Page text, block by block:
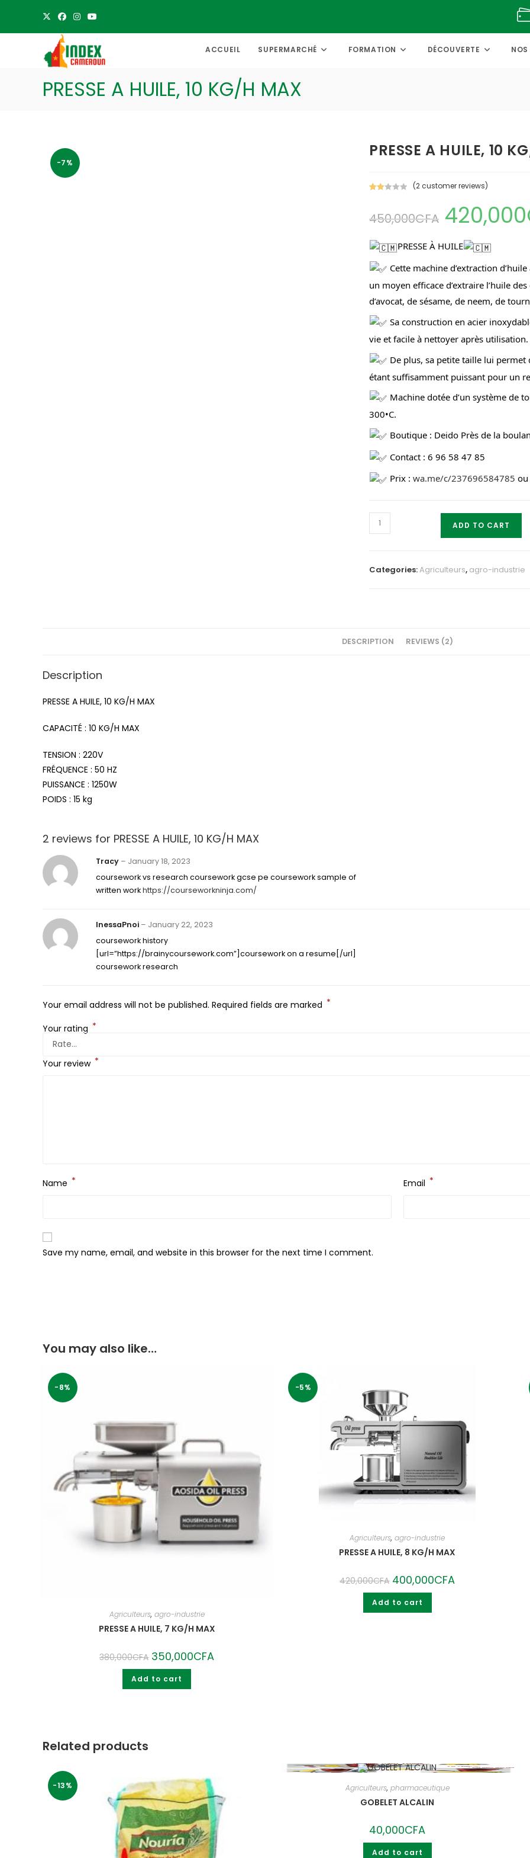
content
ACCUEIL SUPERMARCHÉ FORMATION DÉCOUVERTE
PRESSE A HUILE, 10 KG/H MAX
-7%
PRESSE A HUILE, 10
2.00
of 5
bas
ed
cus
tome
ratin
(2customer reviews)
450,000CFA
Original
price
was:
420,000
PRESSE À HUILE
Cette machine d’extraction
un moyen efficace d’extraire l’huile
d’avocat, de sésame, de neem, de
Sa construction en acier
vie et facile à nettoyer après utilisation.
De plus, sa petite taille lui permet
étant suffisamment puissant pour un
Machine dotée d’un système de
300•C.
Boutique : Deido Près de la
Contact : 6 96 58 47 85
Prix : wa.me/c/237696584785 ou
PRESSE
A
ADD TO CART
Categories:Agriculteurs, agro-industrie
DESCRIPTION REVIEWS (2)
Description
PRESSE A HUILE, 10 KG/H MAX
CAPACITÉ : 10 KG/H MAX
TENSION : 220V
FRÉQUENCE : 50 HZ
PUISSANCE : 1250W
POIDS : 15 kg
2 reviews for PRESSE A HUILE, 10 KG/H MAX
Tracy – January 18, 2023
coursework vs research coursework gcse pe coursework sample of
written workhttps://courseworkninja.com/
InessaPnoi – January 22, 2023
coursework history
[url=”https://brainycoursework.com”]coursework on a resume[/url]
coursework research
Your email address will not be published. Required fields are marked *
Your rating *
Your review *
Name * Email *
Save my name, email, and website in this browser for the next time I comment.
You may also like…
-8%
Agriculteurs, agro-industrie
PRESSE A HUILE, 7 KG/H MAX
380,000CFA Original
price
was:
380,000CFA.
350,000CFAprice
Add to cart
-5%
Agriculteurs,agro-industrie
PRESSE A HUILE, 8 KG/H MAX
420,000CFA Original
price
was:
420,000CFA.
400,000CFAprice
Add to cart
Related products
-13% Agriculteurs, pharmaceutique
GOBELET ALCALIN
40,000CFA
Add to cart